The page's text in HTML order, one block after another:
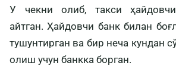
У чекни олиб, такси
айтган. Ҳайдовчи банк билан
тушунтирган ва бир неча кундан
олиш учун банкка борган.